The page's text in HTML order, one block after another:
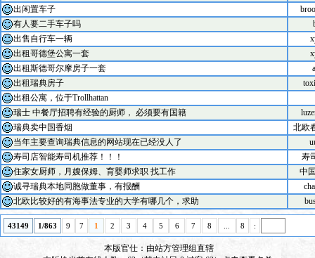
出闲置车子
有人要二手车子吗
出售自行车一辆
出租哥德堡公寓一套
出租斯德哥尔摩房子一套
出租瑞典房子
出租公寓，位于Trollhattan
瑞士 中餐厅招聘有经验的厨师， 必须要有国籍
瑞典卖中国香烟
北欧
当年主要查询瑞典信息的网站现在已经没人了
寿司店智能寿司机推荐！！！
寿
住家女厨师，月嫂保姆、育婴师求职 找工作
中
诚寻瑞典本地同胞做董事，有报酬
北欧比较好的有海事法专业的大学有哪几个，求助
43149 1/863 9 7 1 2 3 4 5 6 7 8 8 :
本版官仕：由站方管理组直辖